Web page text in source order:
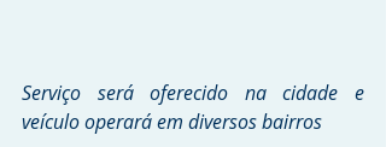
Serviço será oferecido na cidade e
veículo operará em diversos bairros